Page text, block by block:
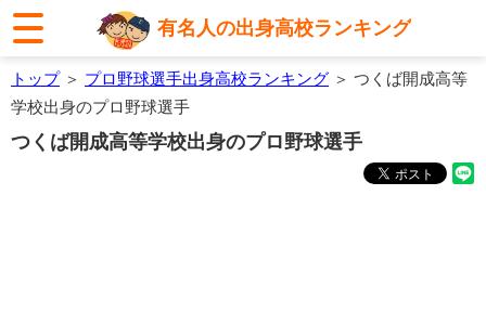
有名人の出身高校ランキング
トップ＞ プロ野球選手出身高校ランキング ＞ つくば開成高等
学校出身のプロ野球選手
つくば開成高等学校出身のプロ野球選手